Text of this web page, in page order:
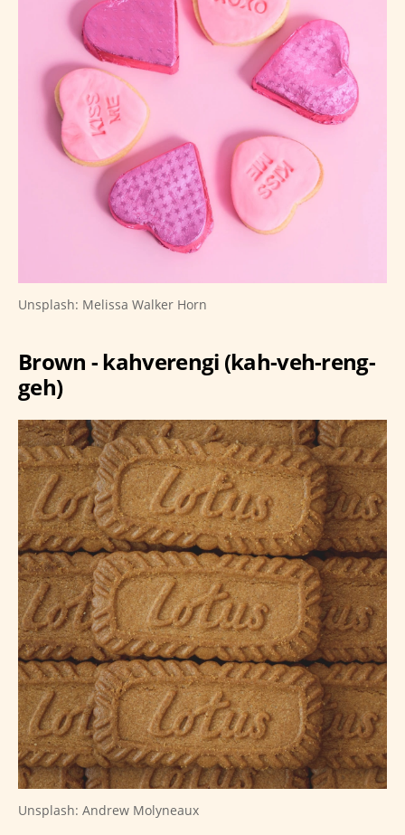
Unsplash: Melissa Walker Horn
Brown - kahverengi (kah-veh-reng-
geh)
Unsplash: Andrew Molyneaux